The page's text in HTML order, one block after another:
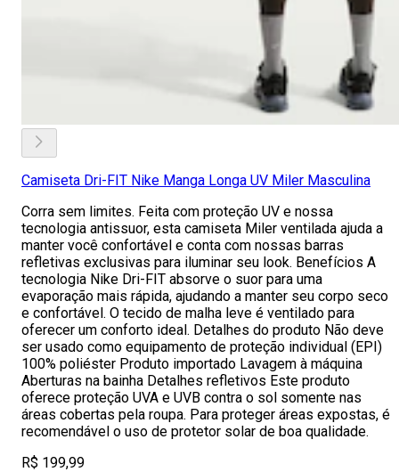
Camiseta Dri-FIT Nike Manga Longa UV Miler Masculina
Corra sem limites. Feita com proteção UV e nossa
tecnologia antissuor, esta camiseta Miler ventilada ajuda a
manter você confortável e conta com nossas barras
refletivas exclusivas para iluminar seu look. Benefícios A
tecnologia Nike Dri-FIT absorve o suor para uma
evaporação mais rápida, ajudando a manter seu corpo seco
e confortável. O tecido de malha leve é ventilado para
oferecer um conforto ideal. Detalhes do produto Não deve
ser usado como equipamento de proteção individual (EPI)
100% poliéster Produto importado Lavagem à máquina
Aberturas na bainha Detalhes refletivos Este produto
oferece proteção UVA e UVB contra o sol somente nas
áreas cobertas pela roupa. Para proteger áreas expostas, é
recomendável o uso de protetor solar de boa qualidade.
R$ 199,99